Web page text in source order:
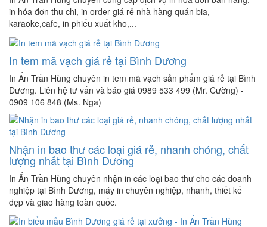
in hóa đơn thu chi, in order giá rẻ nhà hàng quán bia,
karaoke,cafe, in phiếu xuất kho,...
In tem mã vạch giá rẻ tại Bình Dương
In Ấn Trần Hùng chuyên in tem mã vạch sản phẩm giá rẻ tại Bình
Dương. Liên hệ tư vấn và báo giá 0989 533 499 (Mr. Cường) -
0909 106 848 (Ms. Nga)
Nhận in bao thư các loại giá rẻ, nhanh chóng, chất
lượng nhất tại Bình Dương
In Ấn Trần Hùng chuyên nhận in các loại bao thư cho các doanh
nghiệp tại Bình Dương, máy in chuyên nghiệp, nhanh, thiết kế
đẹp và giao hàng toàn quốc.